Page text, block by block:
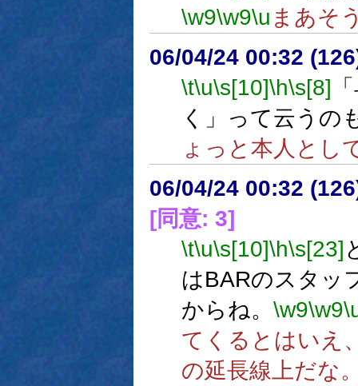
\w9\w9\u まあそ
06/04/24 00:32
\t\u\s[10]\h\s[8]
く」って云うの
ょっと本人とし
06/04/24 00:32
[同意: 3]
\t\u\s[10]\h\s[23]
はBARのスタッ
からね。 \w9\w9
てくるとはいえ
の延長線上だな